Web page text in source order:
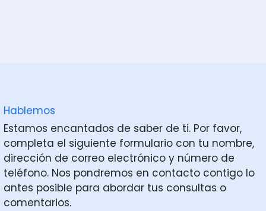
Hablemos
Estamos encantados de saber de ti. Por favor,
completa el siguiente formulario con tu nombre,
dirección de correo electrónico y número de
teléfono. Nos pondremos en contacto contigo lo
antes posible para abordar tus consultas o
comentarios.